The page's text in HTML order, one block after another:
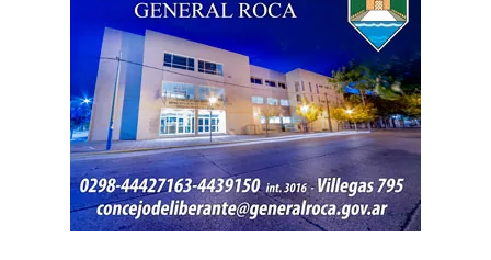
También se efectuaron trabajos en Los Fresnos y Vintter;
Avenida Viterbori y Lago Mascardi; Avenida Roca y
Gadano; y Gadano al 846, donde se retiró una rejilla
dañada y se colocó una valla preventiva para evitar
accidentes.